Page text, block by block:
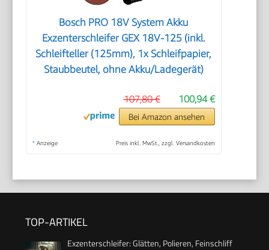
Bosch PRO 18V System Akku
Exzenterschleifer GEX 18V-125 (inkl.
Schleifteller (125mm), 1x Schleifpapier,
Staubbeutel, ohne Akku/Ladegerät)
100,94 €
107,80 €
Bei Amazon ansehen
* Anzeige Preis inkl. MwSt., zzgl. Versandkosten
TOP-ARTIKEL
Exzenterschleifer: Glätten, Polieren, Feinschliff